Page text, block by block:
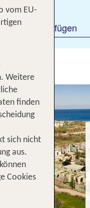
Filter hinzufügen
Flug
vom EU-
Weitere
finden
sich nicht
aus.
Cookies